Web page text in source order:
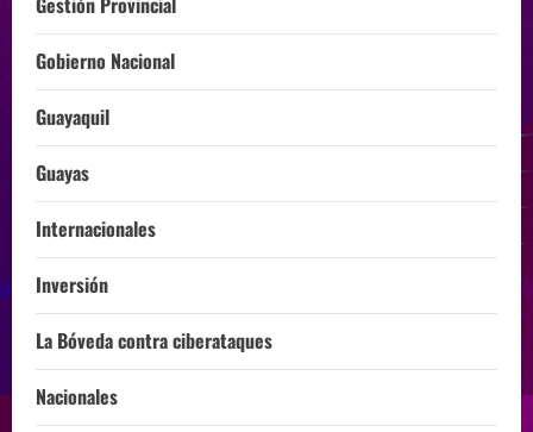
Gobierno Nacional
Guayaquil
Guayas
Internacionales
Inversión
La Bóveda contra ciberataques
Nacionales